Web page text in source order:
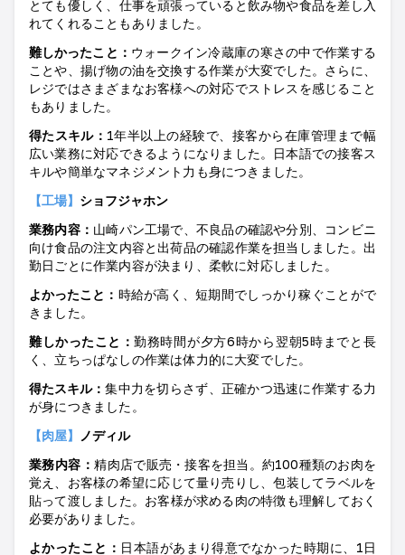
とても優しく、仕事を頑張っていると飲み物や食品を差し入
れてくれることもありました。
難しかったこ と： ウォークイン冷蔵庫の寒さの中で作業する
ことや、揚げ物の油を交換する作業が大変でした。さらに、
レジではさまざまなお客様への対応でストレスを感じること
もありました。
得たスキル： 1年半以上の経験で、接客から在庫管理まで幅
広い業務に対応できるようになりました。日本語での接客ス
キルや簡単なマネジメント力も身につきました。
【工場】 ショフジャホン
業務内容： 山崎パン工場で、不良品の確認や分別、コンビニ
向け食品の注文内容と出荷品の確認作業を担当しました。出
勤日ごとに作業内容が決まり、柔軟に対応しました 。
よかったこ と： 時給が高く、短期間でしっかり稼ぐことがで
きました。
難しかったこ と：勤務時間が夕方6時から翌朝5時までと長
く、立ちっぱなしの作業は体力的に大変でした。
得たスキル：集中力を切らさず、正確かつ迅速に作業する力
が身につきました。
【肉屋】
ノディル
業務内容：精肉店で販売・接客を担当。約100種類のお肉を
覚え、お客様の希望に応じて量り売りし、包装してラベルを
貼って渡しました。お客様が求める肉の特徴も理解しておく
必要がありました。
よかったこ と： 日本語があまり得意でなかった時期に、 1日